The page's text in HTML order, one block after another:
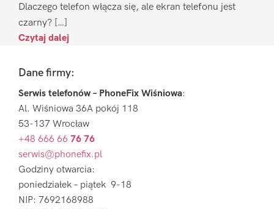
Dlaczego telefon włącza się, ale ekran telefonu jest
czarny? […]
Czytaj dalej
FooterDane firmy:
Serwis telefonów – PhoneFix Wiśniowa:
Al. Wiśniowa 36A pokój 118
53-137 Wrocław
+48 666 66 76 76
serwis@phonefix.pl
Godziny otwarcia:
poniedziałek – piątek 9-18
NIP: 7692168988